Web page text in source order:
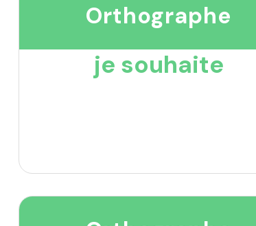
Orthographe
je souhaite